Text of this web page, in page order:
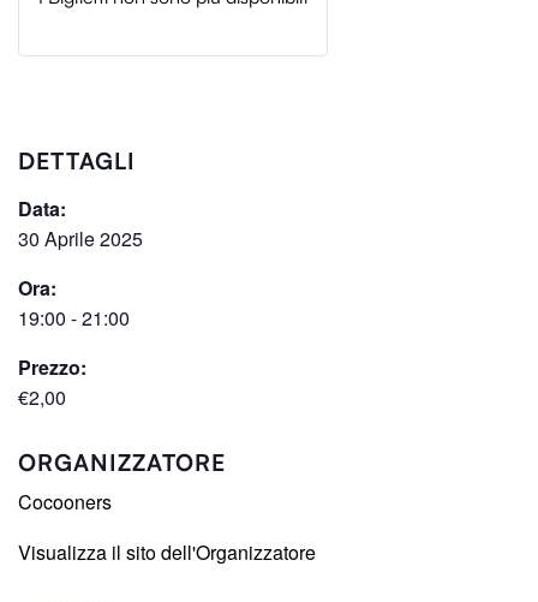
DETTAGLI
Data:
30 Aprile 2025
Ora:
19:00 - 21:00
Prezzo:
€2,00
ORGANIZZATORE
Cocooners
Visualizza il sito dell'Organizzatore